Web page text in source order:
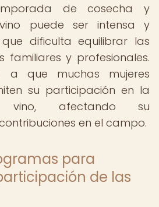
de cosecha y
puede ser intensa y
dificulta equilibrar las
familiares y profesionales.
a que muchas mujeres
su participación en la
vino, afectando su
en el campo.
para
de las